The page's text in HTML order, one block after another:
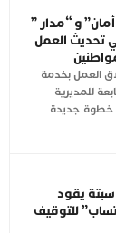
و “مدار ”
تحديث العمل
العمل بخدمة
للمديرية
خطوة جديدة
يقود
للتوقيف